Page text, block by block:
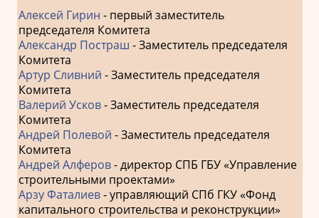
Алексей Гирин - первый заместитель
председателя Комитета
Александр Постраш - Заместитель председателя
Комитета
Артур Сливний - Заместитель председателя
Комитета
Валерий Усков- Заместитель председателя
Комитета
Андрей Полевой - Заместитель председателя
Комитета
Андрей Алферов- директор СПБ ГБУ «Управление
строительными проектами»
Арзу Фаталиев- управляющий СПб ГКУ «Фонд
капитального строительства и реконструкции»